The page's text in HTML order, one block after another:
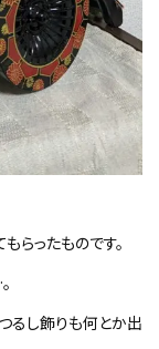
らったものです。
るし飾りも何とか出